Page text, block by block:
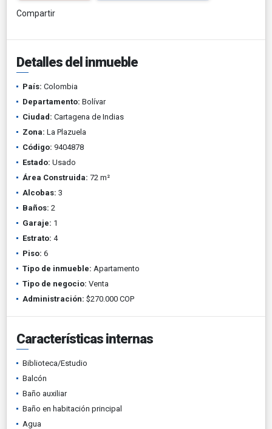
Compartir
Detalles del inmueble
País: Colombia
Departamento: Bolívar
Ciudad: Cartagena de Indias
Zona: La Plazuela
Código: 9404878
Estado: Usado
Área Construida: 72 m²
Alcobas: 3
Baños: 2
Garaje: 1
Estrato: 4
Piso: 6
Tipo de inmueble: Apartamento
Tipo de negocio: Venta
Administración: $270.000 COP
Características internas
Biblioteca/Estudio
Balcón
Baño auxiliar
Baño en habitación principal
Agua